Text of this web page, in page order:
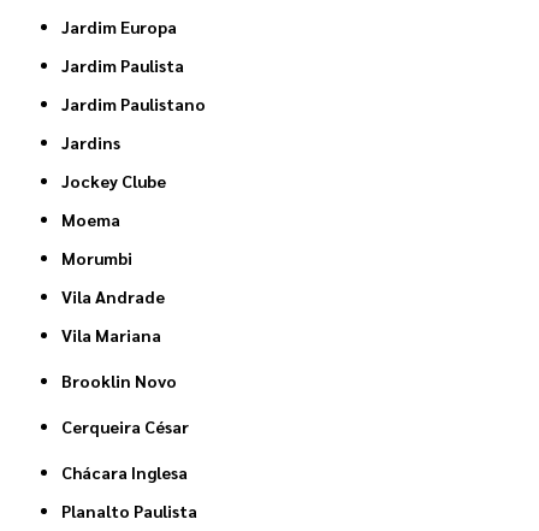
Jardim Europa
Jardim Paulista
Jardim Paulistano
Jardins
Jockey Clube
Moema
Morumbi
Vila Andrade
Vila Mariana
Brooklin Novo
Cerqueira César
Chácara Inglesa
Planalto Paulista